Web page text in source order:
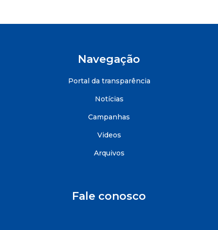
Navegação
Portal da transparência
Notícias
Campanhas
Videos
Arquivos
Fale conosco